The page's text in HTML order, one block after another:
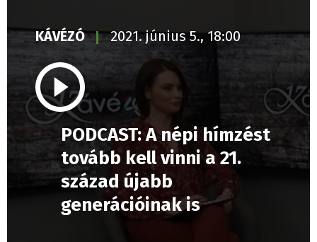
KÁVÉZÓ 2021. június 5., 18:00
PODCAST: A népi hímzést
tovább kell vinni a 21.
század újabb
generációinak is